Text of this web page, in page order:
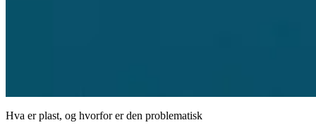
Hva er plast, og hvorfor er den problematisk